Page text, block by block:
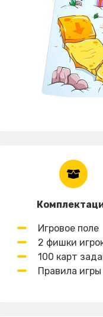
Игровое поле
2 фишки
100 карт
Правила игры